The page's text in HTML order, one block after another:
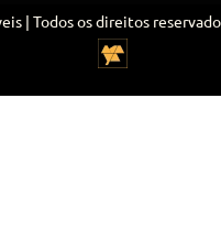
| Todos os direitos